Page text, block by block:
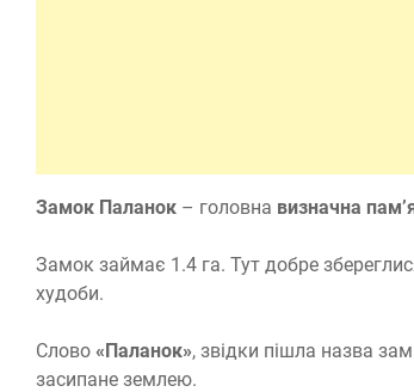
Замок Паланок – головна визначна
Замок займає 1.4 га. Тут добре
худоби.
Слово «Паланок», звідки пішла назва
засипане землею.